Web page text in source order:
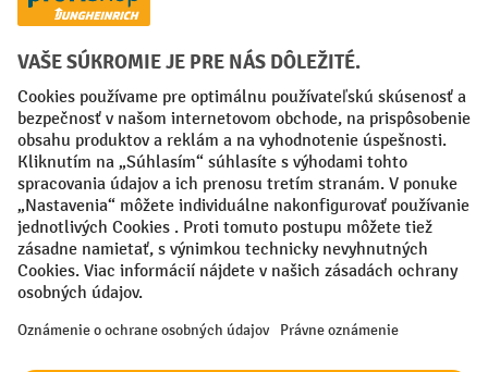
Spôsoby platby
Faktúra Predplatba
Sociálne siete
Facebook
YouTube
LinkedIn
Nastavenia ochrany osobných údajov